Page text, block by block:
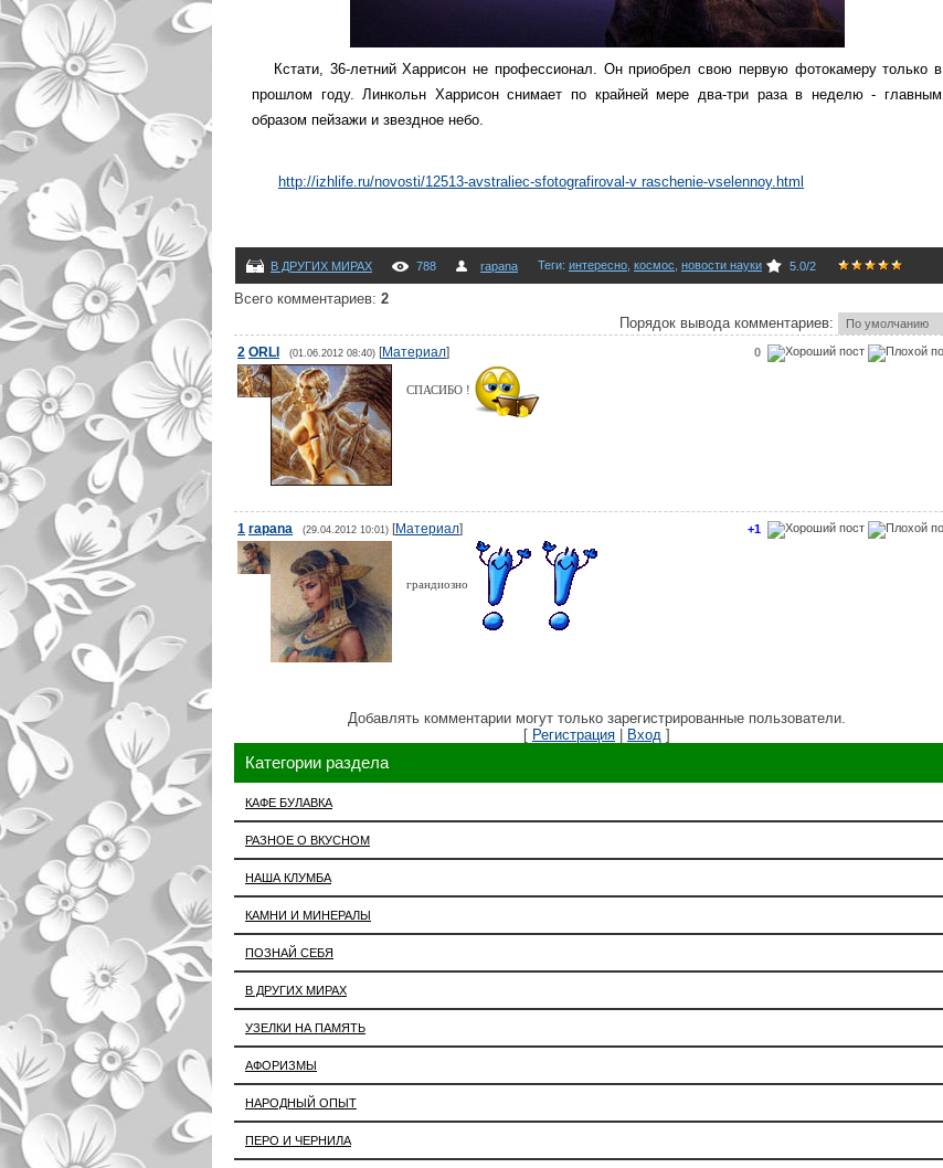
Кстати, 36-летний Харрисон не профессионал. Он приобрел свою первую фотокамеру только в
прошлом году. Линкольн Харрисон снимает по крайней мере два-три раза в неделю - главным
образом пейзажи и звездное небо.
http://izhlife.ru/novosti/12513-avstraliec-sfotografiroval-v raschenie-vselennoy.html
В ДРУГИХ МИРАХ 788 rapana Теги: интересно космос новости науки 5.0/2
Всего комментариев: 2
Порядок вывода комментариев:
0
2 ORLI (01.06.2012 08:40) [Материал]
СПАСИБО !
+1
1 rapana (29.04.2012 10:01) [Материал]
грандиозно
Добавлять комментарии могут только зарегистрированные пользователи.
[ Регистрация | Вход ]
Категории раздела
КАФЕ БУЛАВКА
РАЗНОЕ О ВКУСНОМ
НАША КЛУМБА
КАМНИ И МИНЕРАЛЫ
ПОЗНАЙ СЕБЯ
В ДРУГИХ МИРАХ
УЗЕЛКИ НА ПАМЯТЬ
АФОРИЗМЫ
НАРОДНЫЙ ОПЫТ
ПЕРО И ЧЕРНИЛА